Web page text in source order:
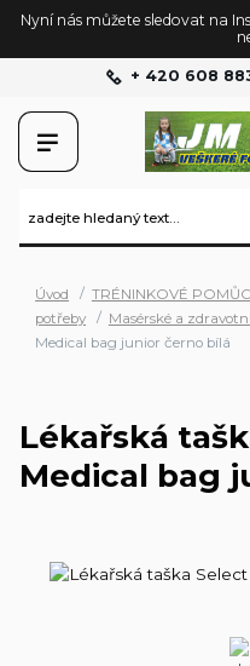
Nyní nás můžete sledovat na
+ 420 608
Úvod TRÉNINKOVÉ
potřeby
Masérské a
Medical bag junior černo bílá
Lékařská
Medical bag